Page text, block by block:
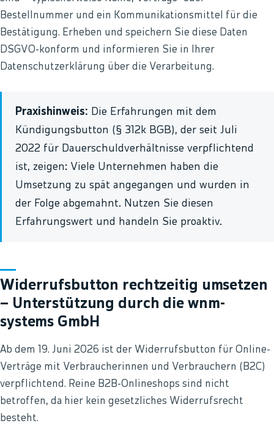
Bestellnummer und ein Kommunikationsmittel für die
Bestätigung. Erheben und speichern Sie diese Daten
DSGVO-konform und informieren Sie in Ihrer
Datenschutzerklärung über die Verarbeitung.
Praxishinweis: Die Erfahrungen mit dem
Kündigungsbutton (§ 312k BGB), der seit Juli
2022 für Dauerschuldverhältnisse verpflichtend
ist, zeigen: Viele Unternehmen haben die
Umsetzung zu spät angegangen und wurden in
der Folge abgemahnt. Nutzen Sie diesen
Erfahrungswert und handeln Sie proaktiv.
Widerrufsbutton rechtzeitig umsetzen
– Unterstützung durch die wnm-
systems GmbH
Ab dem 19. Juni 2026 ist der Widerrufsbutton für Online-
Verträge mit Verbraucherinnen und Verbrauchern (B2C)
verpflichtend. Reine B2B-Onlineshops sind nicht
betroffen, da hier kein gesetzliches Widerrufsrecht
besteht.